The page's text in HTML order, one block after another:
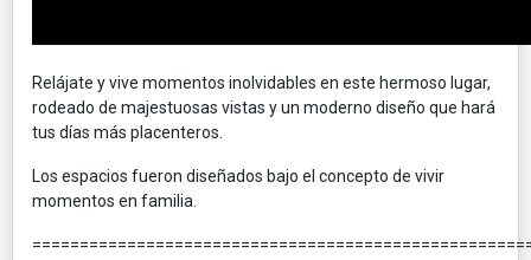
Relájate y vive momentos inolvidables en este hermoso lugar,
rodeado de majestuosas vistas y un moderno diseño que hará
tus días más placenteros.
Los espacios fueron diseñados bajo el concepto de vivir
momentos en familia.